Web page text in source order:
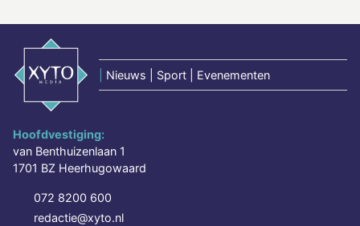
Nieuws | Sport | Evenementen
Hoofdvestiging:
van Benthuizenlaan 1
1701 BZ Heerhugowaard
072 8200 600
redactie@xyto.nl